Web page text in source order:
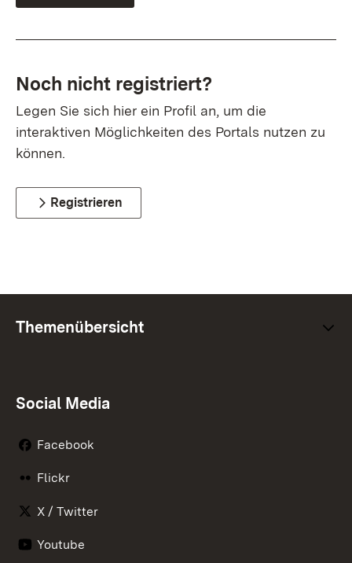
Noch nicht registriert?
Legen Sie sich hier ein Profil an, um die
interaktiven Möglichkeiten des Portals nutzen zu
können.
Registrieren
Themenübersicht
Social Media
Facebook
Flickr
X / Twitter
Youtube